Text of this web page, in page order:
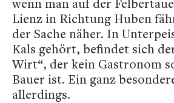
wenn man auf der
Lienz in Richtung Huben
der Sache näher. In
Kals gehört, befindet sich
Wirt“, der kein Gastronom
Bauer ist. Ein ganz
allerdings.